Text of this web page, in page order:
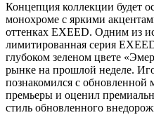
Концепция коллекции будет
монохроме с яркими
оттенках EXEED. Одним из
лимитированная серия
глубоком зеленом цвете
рынке на прошлой неделе.
познакомился с
премьеры и оценил
стиль обновленного